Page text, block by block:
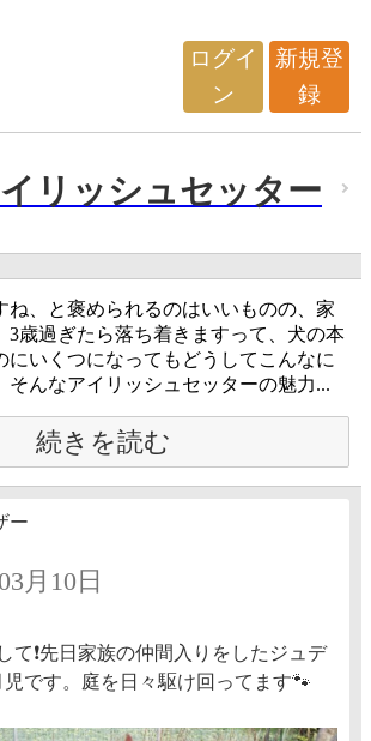
ログイ
ン
新規登
録
リッシュセッター
ね、と褒められるのはいいものの、家
3歳過ぎたら落ち着きますって、犬の本
にいくつになってもどうしてこんなに
そんなアイリッシュセッターの魅力...
続きを読む
ー
月10日
て❗先日家族の仲間入りをしたジュデ
です。庭を日々駆け回ってます🐾